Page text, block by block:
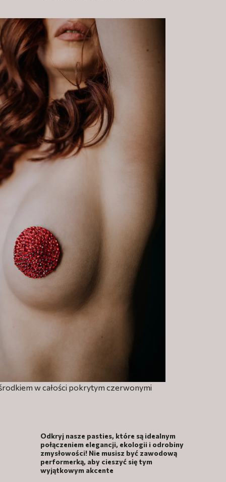
w całości pokrytym czerwonymi
Odkryj nasze pasties, które są idealnym
połączeniem elegancji, ekologii i odrobiny
zmysłowości! Nie musisz być zawodową
performerką, aby cieszyć się tym
wyjątkowym akcente